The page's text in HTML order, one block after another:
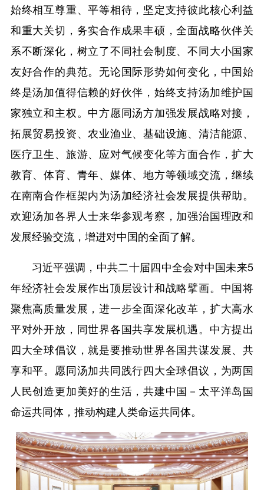
始终相互尊重、平等相待，坚定支持彼此核心利益
和重大关切，务实合作成果丰硕，全面战略伙伴关
系不断深化，树立了不同社会制度、不同大小国家
友好合作的典范。无论国际形势如何变化，中国始
终是汤加值得信赖的好伙伴，始终支持汤加维护国
家独立和主权。中方愿同汤方加强发展战略对接，
拓展贸易投资、农业渔业、基础设施、清洁能源、
医疗卫生、旅游、应对气候变化等方面合作，扩大
教育、体育、青年、媒体、地方等领域交流，继续
在南南合作框架内为汤加经济社会发展提供帮助。
欢迎汤加各界人士来华参观考察，加强治国理政和
发展经验交流，增进对中国的全面了解。
习近平强调，中共二十届四中全会对中国未来5
年经济社会发展作出顶层设计和战略擘画。中国将
聚焦高质量发展，进一步全面深化改革，扩大高水
平对外开放，同世界各国共享发展机遇。中方提出
四大全球倡议，就是要推动世界各国共谋发展、共
享和平。愿同汤加共同践行四大全球倡议，为两国
人民创造更加美好的生活，共建中国－太平洋岛国
命运共同体，推动构建人类命运共同体。